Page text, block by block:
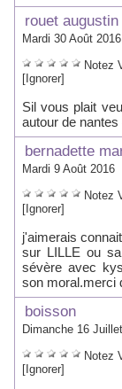
rouet augustin
Mardi 30 Août 2016
Notez
[Ignorer]
Sil vous plait
autour de
bernadette
Mardi 9 Août 2016
Notez
[Ignorer]
j'aimerais
sur LILLE ou
sévère avec
son moral.merci
boisson
Dimanche 16
Notez
[Ignorer]